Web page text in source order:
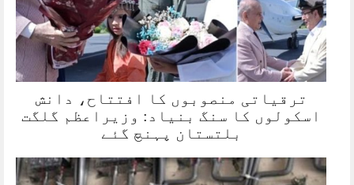
ترقیاتی منصوبوں کا افتتاح، دانش
اسکولوں کا سنگ بنیاد: وزیراعظم گلگت
بلتستان پہنچ گئے